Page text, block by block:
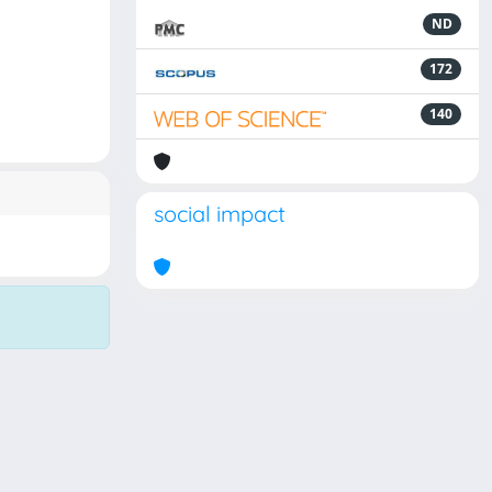
ND
172
140
social impact